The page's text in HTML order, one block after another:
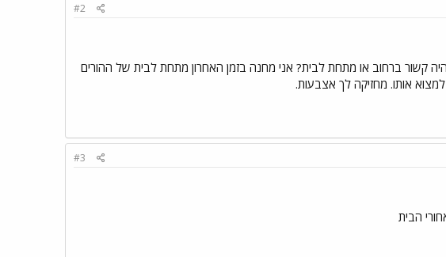
#2
קשור ברחוב או מתחת לבית? אני מחנה בזמן האחרון מתחת לבית של ההורים
אותו. מחזיקה לך אצבעות.
#3